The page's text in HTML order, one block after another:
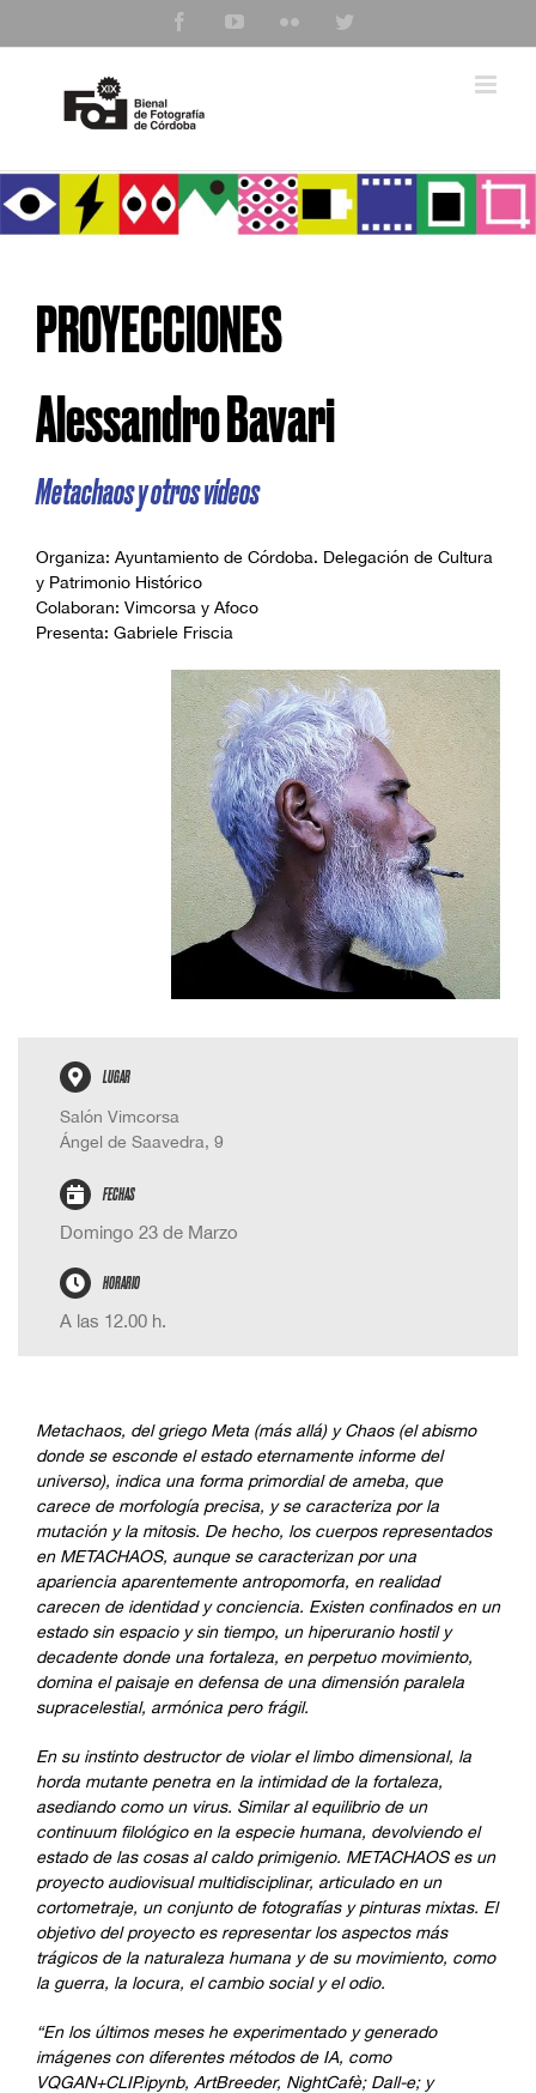
FacebookYouTubeFlickr
PROYECCIONES
Alessandro Bavari
Metachaos y otros vídeos
Organiza: Ayuntamiento de Córdoba. Delegación de Cultura
y Patrimonio Histórico
Colaboran: Vimcorsa y Afoco
Presenta: Gabriele Friscia
LUGAR
Salón Vimcorsa
Ángel de Saavedra, 9
FECHAS
Domingo 23 de Marzo
HORARIO
A las 12.00 h.
Metachaos, del griego Meta (más allá) y Chaos (el abismo
donde se esconde el estado eternamente informe del
universo), indica una forma primordial de ameba, que
carece de morfología precisa, y se caracteriza por la
mutación y la mitosis. De hecho, los cuerpos representados
en METACHAOS, aunque se caracterizan por una
apariencia aparentemente antropomorfa, en realidad
carecen de identidad y conciencia. Existen confinados en un
estado sin espacio y sin tiempo, un hiperuranio hostil y
decadente donde una fortaleza, en perpetuo movimiento,
domina el paisaje en defensa de una dimensión paralela
supracelestial, armónica pero frágil.
En su instinto destructor de violar el limbo dimensional, la
horda mutante penetra en la intimidad de la fortaleza,
asediando como un virus. Similar al equilibrio de un
continuum filológico en la especie humana, devolviendo el
estado de las cosas al caldo primigenio. METACHAOS es un
proyecto audiovisual multidisciplinar, articulado en un
cortometraje, un conjunto de fotografías y pinturas mixtas. El
objetivo del proyecto es representar los aspectos más
trágicos de la naturaleza humana y de su movimiento, como
la guerra, la locura, el cambio social y el odio.
“En los últimos meses he experimentado y generado
imágenes con diferentes métodos de IA, como
VQGAN+CLIP.ipynb, ArtBreeder, NightCafè; Dall-e; y